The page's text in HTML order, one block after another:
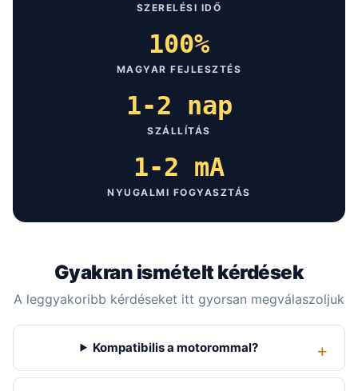
SZERELÉSI IDŐ
100%
MAGYAR FEJLESZTÉS
1-2 nap
SZÁLLÍTÁS
1-2 mA
NYUGALMI FOGYASZTÁS
Gyakran ismételt kérdések
A leggyakoribb kérdéseket itt gyorsan megválaszoljuk
Kompatibilis a motorommal?